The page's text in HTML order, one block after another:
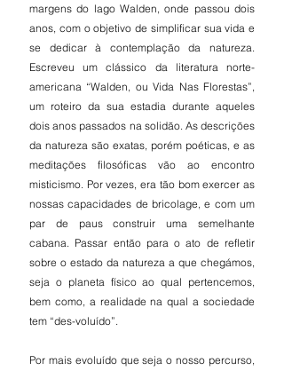
margens do lago Walden, onde passou dois
anos, com o objetivo de simplificar sua vida e
se dedicar à contemplação da natureza.
Escreveu um clássico da literatura norte-
americana “Walden, ou Vida Nas Florestas”,
um roteiro da sua estadia durante aqueles
dois anos passados na solidão. As descrições
da natureza são exatas, porém poéticas, e as
meditações filosóficas vão ao encontro
misticismo. Por vezes, era tão bom exercer as
nossas capacidades de bricolage, e com um
par de paus construir uma semelhante
cabana. Passar então para o ato de refletir
sobre o estado da natureza a que chegámos,
seja o planeta físico ao qual pertencemos,
bem como, a realidade na qual a sociedade
tem “des-voluído”.
Por mais evoluído que seja o nosso percurso,